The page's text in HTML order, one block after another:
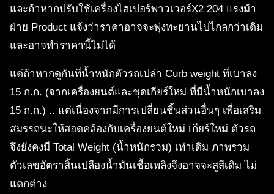
และถ้าหากปรับใช้เครื่องไฮเปอร์พาวเวอร์X2 204 แรงม้า
ฝ่าย Product แจ้งว่าราคาอาจจะพุ่งทะยานไปไกลกว่าเดิม
และอาจทำราคานี้ไม่ได้
แต่ถ้าหากดูกันที่น้ำหนักตัวรถเปล่า Curb weight ที่เบาลง
15 ก.ก. (จากเครื่องยนต์และชุดเกียร์ใหม่ ที่มีน้ำหนักเบาลง
15 ก.ก.) .. แต่เนื่องจากมีการเปลี่ยนชิ้นส่วนอื่นๆ เพื่อเสริม
สมรรถนะให้สอดคล้องกับเครื่องยนต์ใหม่ เกียร์ใหม่ ตัวรถ
จึงยังคงมี Total Weight (น้ำหนักรวม) เท่าเดิม ภาพรวม
ตัวเลขอัตราสิ้นเปลืองน้ำมันเชื้อเพลิงจึงอาจจะสูสีเดิม ไม่
แตกต่าง